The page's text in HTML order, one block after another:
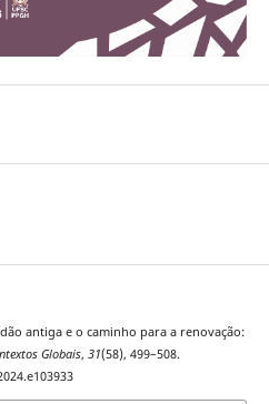
antiga e o caminho para a renovação:
Globais, 31(58), 499–508.